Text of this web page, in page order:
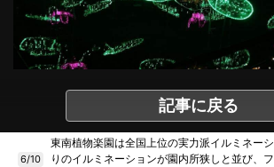
記事に戻る
6/10
東南植物楽園は全国上位の実力派イルミネー
りのイルミネーションが園内所狭しと並び、